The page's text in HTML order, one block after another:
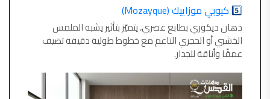
5️⃣كيوبي موزاييك (Mozayque)
دهان ديكوري بطابع عصري، يتميّز بتأثير يشبه الملمس
الخشبي أو الحجري الناعم مع خطوط طولية دقيقة تضيف
عمقًا وأناقة للجدار.